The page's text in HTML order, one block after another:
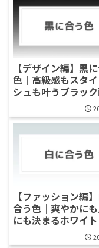
【デザイン編】黒
色｜高級感もスタ
シュも叶うブラッ
【ファッション編
合う色｜爽やかに
にも決まるホワイ